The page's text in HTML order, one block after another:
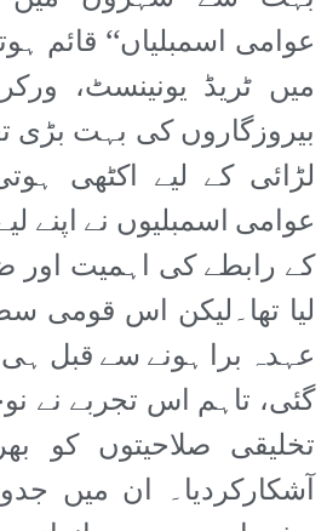
عوامی اسمبلیاں‘‘ قائم
میں ٹریڈ یونینسٹ،
بیروزگاروں کی بہت بڑی
لڑائی کے لیے اکٹھی
عوامی اسمبلیوں نے اپنے
کے رابطے کی اہمیت
لیا تھا۔لیکن اس قومی
عہدہ برا ہونے سے قبل
گئی، تاہم اس تجربے نے
تخلیقی صلاحیتوں کو
آشکارکردیا۔ ان میں